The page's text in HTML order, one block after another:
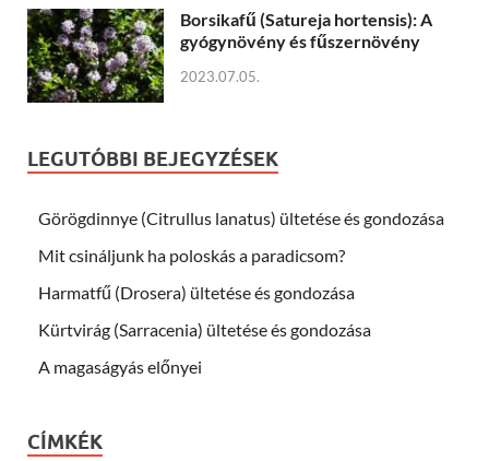
Borsikafű (Satureja hortensis): A
gyógynövény és fűszernövény
2023.07.05.
LEGUTÓBBI BEJEGYZÉSEK
Görögdinnye (Citrullus lanatus) ültetése és gondozása
Mit csináljunk ha poloskás a paradicsom?
Harmatfű (Drosera) ültetése és gondozása
Kürtvirág (Sarracenia) ültetése és gondozása
A magaságyás előnyei
CÍMKÉK